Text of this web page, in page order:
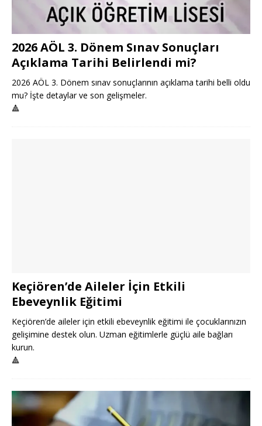
2026 AÖL 3. Dönem Sınav Sonuçları
Açıklama Tarihi Belirlendi mi?
2026 AÖL 3. Dönem sınav sonuçlarının açıklama tarihi belli oldu
mu? İşte detaylar ve son gelişmeler.
🔺
Keçiören’de Aileler İçin Etkili
Ebeveynlik Eğitimi
Keçiören’de aileler için etkili ebeveynlik eğitimi ile çocuklarınızın
gelişimine destek olun. Uzman eğitimlerle güçlü aile bağları
kurun.
🔺